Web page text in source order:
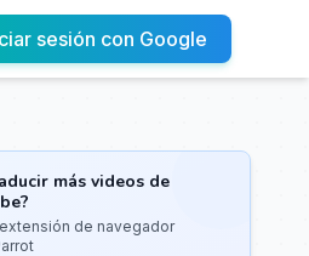
sesión con Google
más videos de
de navegador